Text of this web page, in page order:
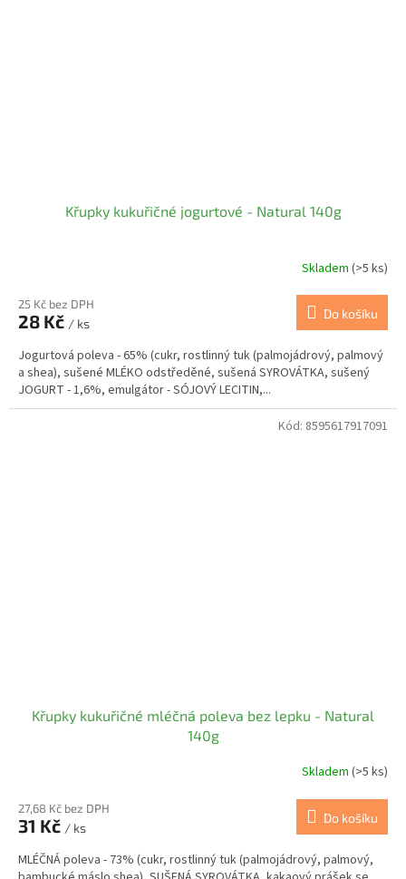
Křupky kukuřičné jogurtové - Natural 140g
Skladem (>5 ks)
25 Kč bez DPH
28 Kč / ks
Do košíku
Jogurtová poleva - 65% (cukr, rostlinný tuk (palmojádrový, palmový
a shea), sušené MLÉKO odstředěné, sušená SYROVÁTKA, sušený
JOGURT - 1,6%, emulgátor - SÓJOVÝ LECITIN,...
Křupky kukuřičné mléčná poleva bez lepku - Natural
140g
Skladem (>5 ks)
27,68 Kč bez DPH
31 Kč / ks
Do košíku
MLÉČNÁ poleva - 73% (cukr, rostlinný tuk (palmojádrový, palmový,
Kód: 8595617917091